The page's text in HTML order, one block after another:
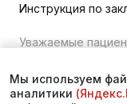
Инструкция по
Уважаемые
помощью
Владивостоке:+7
Мы используем
аналитики